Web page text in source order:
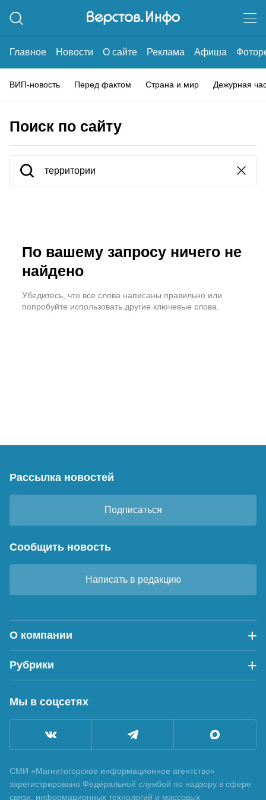
Главное Новости О сайте Реклама Афиша
ВИП-новость Перед фактом Страна и мир Дежурная
Поиск по сайту
По вашему запросу ничего не
найдено
Убедитесь, что все слова написаны правильно или
попробуйте использовать другие ключевые слова.
Рассылка новостей
Подписаться
Сообщить новость
Написать в редакцию
О компании
Рубрики
Мы в соцсетях
СМИ «Магнитогорское информационное агентство»
зарегистрировано Федеральной службой по надзору в сфере
связи, информационных технологий и массовых